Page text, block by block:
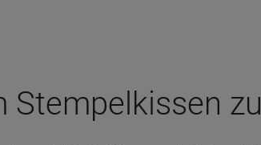
Stempelkissen